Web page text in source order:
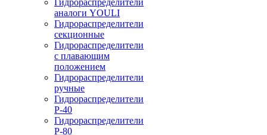
Гидрораспределители
аналоги YOULI
Гидрораспределители
секционные
Гидрораспределители
с плавающим
положением
Гидрораспределители
ручные
Гидрораспределители
Р-40
Гидрораспределители
Р-80